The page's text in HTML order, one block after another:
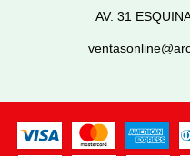
AV. 31